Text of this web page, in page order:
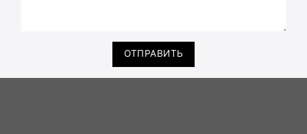
ОТПРАВИТЬ